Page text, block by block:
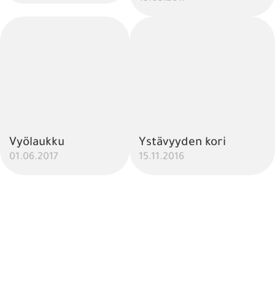
Vyölaukku
01.06.2017
Ystävyyden kori
15.11.2016